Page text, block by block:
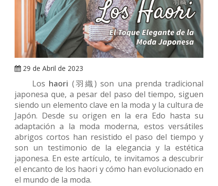
29 de Abril de 2023
Los haori (羽織) son una prenda tradicional
japonesa que, a pesar del paso del tiempo, siguen
siendo un elemento clave en la moda y la cultura de
Japón. Desde su origen en la era Edo hasta su
adaptación a la moda moderna, estos versátiles
abrigos cortos han resistido el paso del tiempo y
son un testimonio de la elegancia y la estética
japonesa. En este artículo, te invitamos a descubrir
el encanto de los haori y cómo han evolucionado en
el mundo de la moda.